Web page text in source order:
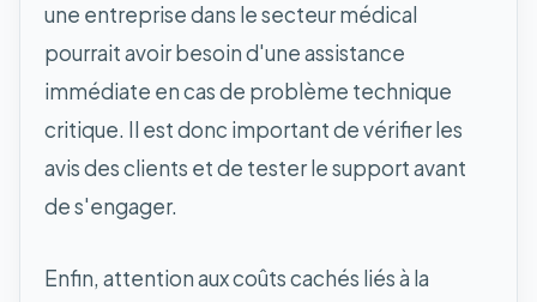
une entreprise dans le secteur médical
pourrait avoir besoin d'une assistance
immédiate en cas de problème technique
critique. Il est donc important de vérifier les
avis des clients et de tester le support avant
de s'engager.
Enfin, attention aux coûts cachés liés à la